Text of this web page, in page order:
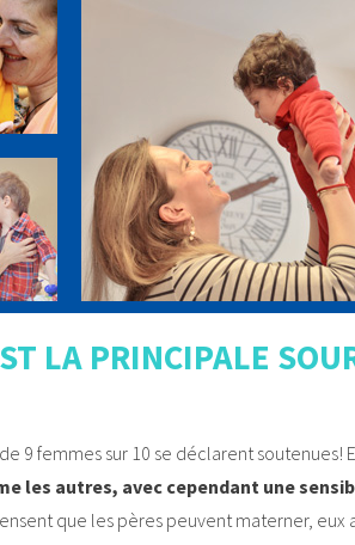
LA PRINCIPALE
9 femmes sur 10 se déclarent soutenues!
les autres, avec cependant une
que les pères peuvent materner, eux